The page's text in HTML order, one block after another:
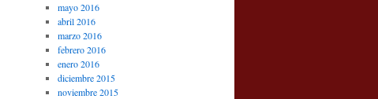
mayo 2016
abril 2016
marzo 2016
febrero 2016
enero 2016
diciembre 2015
noviembre 2015